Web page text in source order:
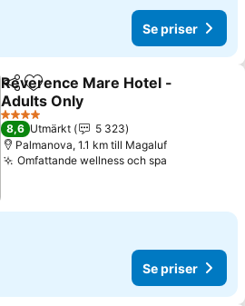
Se priser
Dela Lägg till i Mina Favoriter
Reverence Mare Hotel -
Adults Only
4 Stjärnor
8,6 Utmärkt
5 323
Palmanova, 1.1 km till Magaluf
Omfattande wellness och spa
Se priser